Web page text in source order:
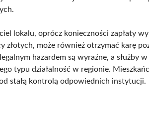
lokalu, oprócz konieczności zapłaty
złotych, może również otrzymać karę
hazardem są wyraźne, a służby
typu działalność w regionie.
stałą kontrolą odpowiednich instytucji.